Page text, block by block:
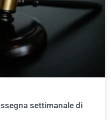
settimanale di